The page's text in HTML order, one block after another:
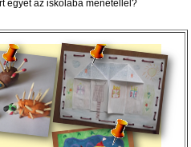
egyet az iskolába menetellel?